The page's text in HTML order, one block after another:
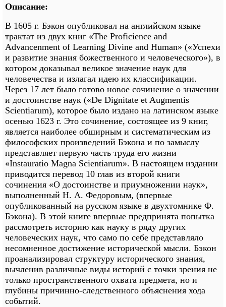
Описание:
В 1605 г. Бэкон опубликовал на английском языке
трактат из двух книг «The Proficience and
Advancenment of Learning Divine and Human» («Успехи
и развитие знания божественного и человеческого»), в
котором доказывал великое значение наук для
человечества и излагал идею их классификации.
Через 17 лет было готово новое сочинение о значении
и достоинстве наук («De Dignitate et Augmentis
Scientiarum), которое было издано на латинском языке
осенью 1623 г. Это сочинение, состоящее из 9 книг,
является наиболее обширным и систематическим из
философских произведений Бэкона и по замыслу
представляет первую часть труда его жизни
«Instauratio Magna Scientiarum». В настоящем издании
приводится перевод 10 глав из второй книги
сочинения «О достоинстве и приумножении наук»,
выполненный Н. А. Федоровым, (впервые
опубликованный на русском языке в двухтомнике Ф.
Бэкона). В этой книге впервые предпринята попытка
рассмотреть историю как науку в ряду других
человеческих наук, что само по себе представляло
несомненное достижение исторической мысли. Бэкон
проанализировал структуру исторического знания,
вычленив различные виды историй с точки зрения не
только пространственного охвата предмета, но и
глубины причинно-следственного объяснения хода
событий.